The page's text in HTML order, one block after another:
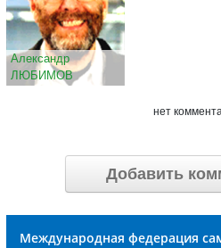
Александр
ЛЮБИМОВ
нет
Добавить
Международная федерация